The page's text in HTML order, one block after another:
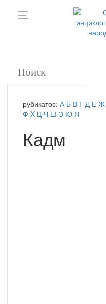
рубикатор: А Б В Г Д Е Ж
Ф X Ц Ч Ш Э Ю Я
Кадм